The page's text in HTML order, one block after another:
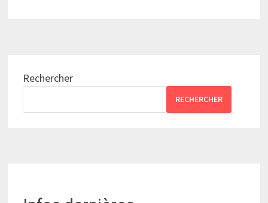
Rechercher
RECHERCHER